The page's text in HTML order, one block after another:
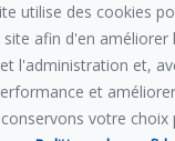
!
:Via Capitale
utilise des cookies
afin d'en améliorer
l'administration et,
et
votre choix